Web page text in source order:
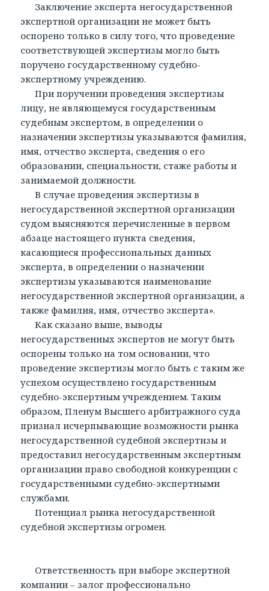
Заключение эксперта негосударственной
экспертной организации не может быть
оспорено только в силу того, что проведение
соответствующей экспертизы могло быть
поручено государственному судебно-
экспертному учреждению.
При поручении проведения экспертизы
лицу, не являющемуся государственным
судебным экспертом, в определении о
назначении экспертизы указываются фамилия,
имя, отчество эксперта, сведения о его
образовании, специальности, стаже работы и
занимаемой должности.
В случае проведения экспертизы в
негосударственной экспертной организации
судом выясняются перечисленные в первом
абзаце настоящего пункта сведения,
касающиеся профессиональных данных
эксперта, в определении о назначении
экспертизы указываются наименование
негосударственной экспертной организации, а
также фамилия, имя, отчество эксперта».
Как сказано выше, выводы
негосударственных экспертов не могут быть
оспорены только на том основании, что
проведение экспертизы могло быть с таким же
успехом осуществлено государственным
судебно-экспертным учреждением. Таким
образом, Пленум Высшего арбитражного суда
признал исчерпывающие возможности рынка
негосударственной судебной экспертизы и
предоставил негосударственным экспертным
организации право свободной конкуренции с
государственными судебно-экспертными
службами.
Потенциал рынка негосударственной
судебной экспертизы огромен.
Ответственность при выборе экспертной
компании – залог профессионально